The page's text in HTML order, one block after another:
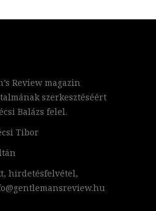
Review magazin
szerkesztéséért
Balázs felel.
Tibor
hirdetésfelvétel,